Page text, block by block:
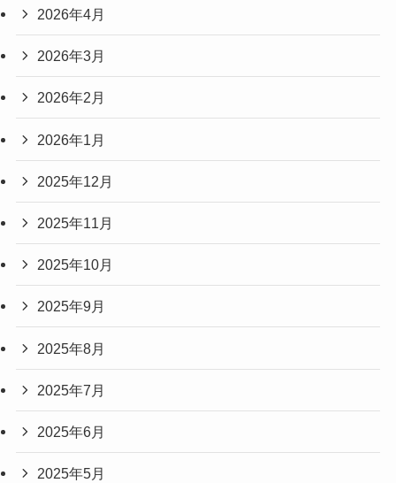
2026年4月
2026年3月
2026年2月
2026年1月
2025年12月
2025年11月
2025年10月
2025年9月
2025年8月
2025年7月
2025年6月
2025年5月